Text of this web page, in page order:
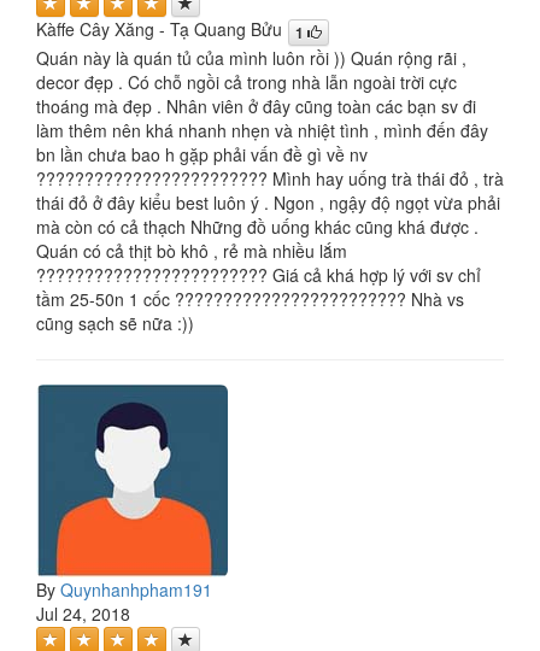
Kàffe Cây Xăng - Tạ Quang Bửu 1
Quán này là quán tủ của mình luôn rồi )) Quán rộng rãi ,
decor đẹp . Có chỗ ngồi cả trong nhà lẫn ngoài trời cực
thoáng mà đẹp . Nhân viên ở đây cũng toàn các bạn sv đi
làm thêm nên khá nhanh nhẹn và nhiệt tình , mình đến đây
bn lần chưa bao h gặp phải vấn đề gì về nv
???????????????????????? Mình hay uống trà thái đỏ , trà
thái đỏ ở đây kiểu best luôn ý . Ngon , ngậy độ ngọt vừa phải
mà còn có cả thạch Những đồ uống khác cũng khá được .
Quán có cả thịt bò khô , rẻ mà nhiều lắm
???????????????????????? Giá cả khá hợp lý với sv chỉ
tầm 25-50n 1 cốc ???????????????????????? Nhà vs
cũng sạch sẽ nữa :))
By Quynhanhpham191
Jul 24, 2018